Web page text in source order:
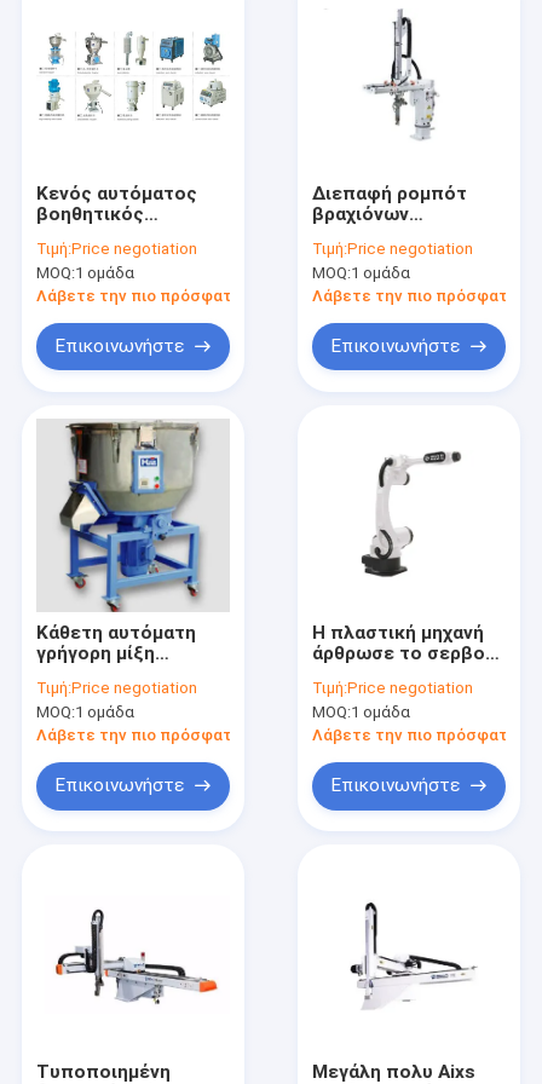
Προϊόντα
Περίπου εμείς
Γύρος εργοστασίων
Ποιοτικός έλεγχος
Ειδήσεις
Ζητήστε ένα απόσπασμα
πλαστική μηχανή σχηματοποίησης χτυπήματος
αυτόματη μηχανή σχήματος χτυπήματος
Κενός αυτόματος
βοηθητικός
φορτωτών για τα
πλαστικά που
επεξεργάζονται τη
Τιμή:Price negotiation
MOQ:1 ομάδα
Λάβετε την πιο πρόσφατη τιμή
Επικοινωνήστε
Διεπαφή ρομπότ
βραχιόνων
πλαστικά CNC
μηχανών πρότυπα CE
διαδικασίας
Τιμή:Price negotiation
MOQ:1 ομάδα
Λάβετε την πιο πρόσφατη
Επικοινωνήστε
Κάθετη αυτόματη
γρήγορη μίξη
τύπων
Τιμή:Price negotiation
MOQ:1 ομάδα
Λάβετε την πιο πρόσφατη τιμή
Επικοινωνήστε
Η πλαστική μηχανή
άρθρωσε το σερβο
200 τόνος -
ικανότητα 600 τόνου
Τιμή:Price negotiation
MOQ:1 ομάδα
Λάβετε την πιο πρόσφατη
Επικοινωνήστε
Τυποποιημένη
Μεγάλη πολυ Aixs